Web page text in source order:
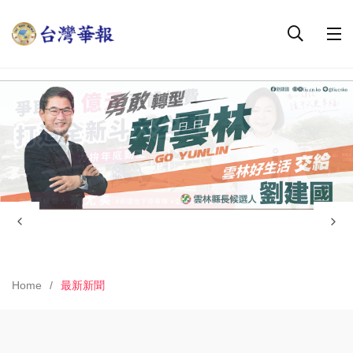
Home 最新新聞